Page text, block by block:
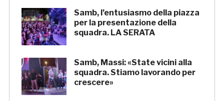
Samb, l’entusiasmo della piazza
per la presentazione della
squadra. LA SERATA
Samb, Massi: «State vicini alla
squadra. Stiamo lavorando per
crescere»